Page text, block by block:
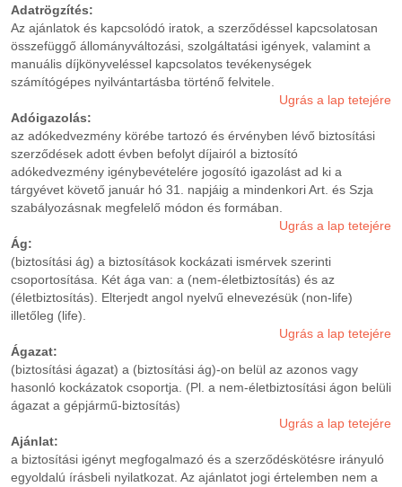
Adatrögzítés:
Az ajánlatok és kapcsolódó iratok, a szerződéssel kapcsolatosan
összefüggő állományváltozási, szolgáltatási igények, valamint a
manuális díjkönyveléssel kapcsolatos tevékenységek
számítógépes nyilvántartásba történő felvitele.
Ugrás a lap tetejére
Adóigazolás:
az adókedvezmény körébe tartozó és érvényben lévő biztosítási
szerződések adott évben befolyt díjairól a biztosító
adókedvezmény igénybevételére jogosító igazolást ad ki a
tárgyévet követő január hó 31. napjáig a mindenkori Art. és Szja
szabályozásnak megfelelő módon és formában.
Ugrás a lap tetejére
Ág:
(biztosítási ág) a biztosítások kockázati ismérvek szerinti
csoportosítása. Két ága van: a (nem-életbiztosítás) és az
(életbiztosítás). Elterjedt angol nyelvű elnevezésük (non-life)
illetőleg (life).
Ugrás a lap tetejére
Ágazat:
(biztosítási ágazat) a (biztosítási ág)-on belül az azonos vagy
hasonló kockázatok csoportja. (Pl. a nem-életbiztosítási ágon belüli
ágazat a gépjármű-biztosítás)
Ugrás a lap tetejére
Ajánlat:
a biztosítási igényt megfogalmazó és a szerződéskötésre irányuló
egyoldalú írásbeli nyilatkozat. Az ajánlatot jogi értelemben nem a